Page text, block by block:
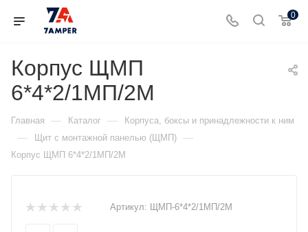
0
Корпус ЩМП
6*4*2/1МП/2М
Главная — Каталог — Корпуса, боксы и принадлежности к ним
— Щит с монтажной панелью (ЩМП) —
Корпус ЩМП 6*4*2/1МП/2М
Артикул: ЩМП-6*4*2/1МП/2М